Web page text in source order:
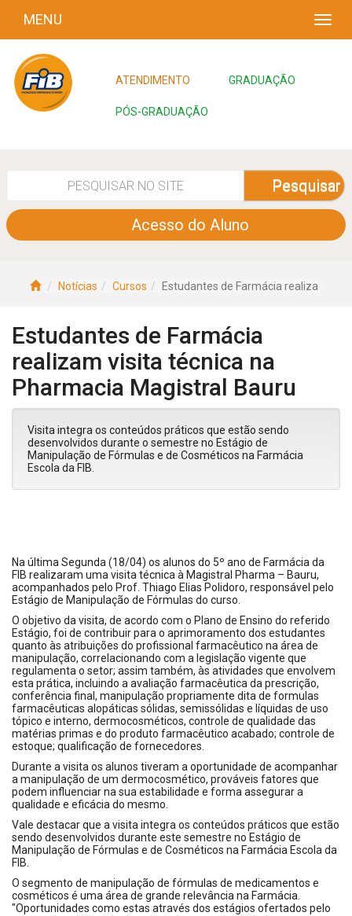
MENU
ATENDIMENTO GRADUAÇÃO
PÓS-GRADUAÇÃO
Pesquisar
Acesso do Aluno
Notícias Cursos Estudantes de Farmácia realiza
Estudantes de Farmácia
realizam visita técnica na
Pharmacia Magistral Bauru
Visita integra os conteúdos práticos que estão sendo
desenvolvidos durante o semestre no Estágio de
Manipulação de Fórmulas e de Cosméticos na Farmácia
Escola da FIB.
Na última Segunda (18/04) os alunos do 5º ano de Farmácia da
FIB realizaram uma visita técnica à Magistral Pharma – Bauru,
acompanhados pelo Prof. Thiago Elias Polidoro, responsável pelo
Estágio de Manipulação de Fórmulas do curso.
O objetivo da visita, de acordo com o Plano de Ensino do referido
Estágio, foi de contribuir para o aprimoramento dos estudantes
quanto às atribuições do profissional farmacêutico na área de
manipulação, correlacionando com a legislação vigente que
regulamenta o setor; assim também, às atividades que envolvem
esta prática, incluindo a avaliação farmacêutica da prescrição,
conferência final, manipulação propriamente dita de formulas
farmacêuticas alopáticas sólidas, semissólidas e líquidas de uso
tópico e interno, dermocosméticos, controle de qualidade das
matérias primas e do produto farmacêutico acabado; controle de
estoque; qualificação de fornecedores.
Durante a visita os alunos tiveram a oportunidade de acompanhar
a manipulação de um dermocosmético, prováveis fatores que
podem influenciar na sua estabilidade e forma assegurar a
qualidade e eficácia do mesmo.
Vale destacar que a visita integra os conteúdos práticos que estão
sendo desenvolvidos durante este semestre no Estágio de
Manipulação de Fórmulas e de Cosméticos na Farmácia Escola da
FIB.
O segmento de manipulação de fórmulas de medicamentos e
cosméticos é uma área de grande relevância na Farmácia.
"Oportunidades como estas através dos estágios ofertados pelo